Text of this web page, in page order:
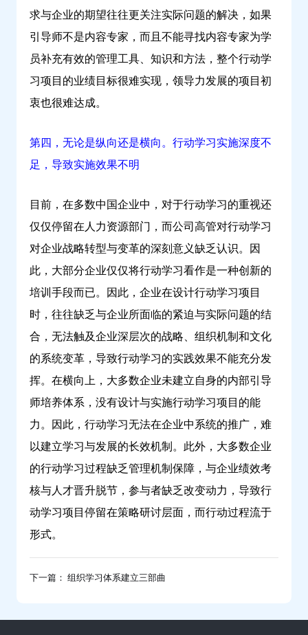
求与企业的期望往往更关注实际问题的解决，如果
引导师不是内容专家，而且不能寻找内容专家为学
员补充有效的管理工具、知识和方法，整个行动学
习项目的业绩目标很难实现，领导力发展的项目初
衷也很难达成。
第四，无论是纵向还是横向。行动学习实施深度不
足，导致实施效果不明
目前，在多数中国企业中，对于行动学习的重视还
仅仅停留在人力资源部门，而公司高管对行动学习
对企业战略转型与变革的深刻意义缺乏认识。因
此，大部分企业仅仅将行动学习看作是一种创新的
培训手段而已。因此，企业在设计行动学习项目
时，往往缺乏与企业所面临的紧迫与实际问题的结
合，无法触及企业深层次的战略、组织机制和文化
的系统变革，导致行动学习的实践效果不能充分发
挥。在横向上，大多数企业未建立自身的内部引导
师培养体系，没有设计与实施行动学习项目的能
力。因此，行动学习无法在企业中系统的推广，难
以建立学习与发展的长效机制。此外，大多数企业
的行动学习过程缺乏管理机制保障，与企业绩效考
核与人才晋升脱节，参与者缺乏改变动力，导致行
动学习项目停留在策略研讨层面，而行动过程流于
形式。
下一篇： 组织学习体系建立三部曲